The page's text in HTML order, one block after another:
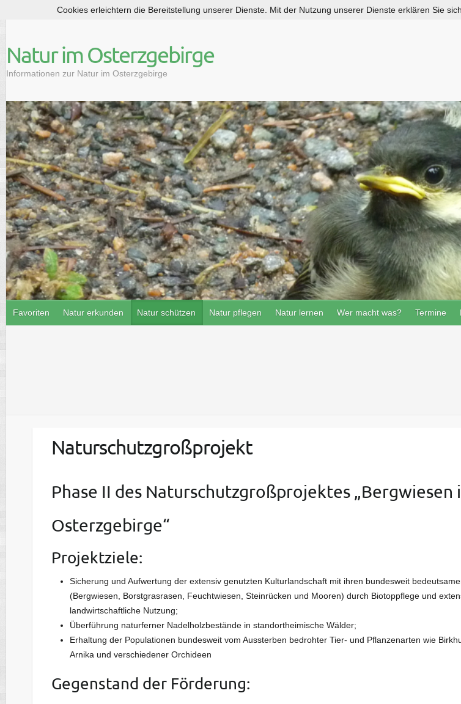
p
t
c
o
n
t
e
n
t
Natur im Osterzgebirge
Informationen zur Natur im Osterzgebirge
Favoriten Natur erkunden Natur schützen Natur pflegen Natur lernen Wer macht was? Termine
Naturschutzgroßprojekt
Phase II des Naturschutzgroßprojektes „Bergwiesen
Osterzgebirge“
Projektziele:
Sicherung und Aufwertung der extensiv genutzten Kulturlandschaft mit ihren bundesweit
(Bergwiesen, Borstgrasrasen, Feuchtwiesen, Steinrücken und Mooren) durch Biotoppflege und
landwirtschaftliche Nutzung;
Überführung naturferner Nadelholzbestände in standortheimische Wälder;
Erhaltung der Populationen bundesweit vom Aussterben bedrohter Tier- und Pflanzenarten wie
Arnika und verschiedener Orchideen
Gegenstand der Förderung:
Cookies erleichtern die Bereitstellung unserer Dienste. Mit der Nutzung unserer Dienste erklären Sie